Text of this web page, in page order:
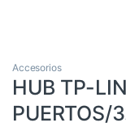
Accesorios
HUB TP-
PUERTOS/